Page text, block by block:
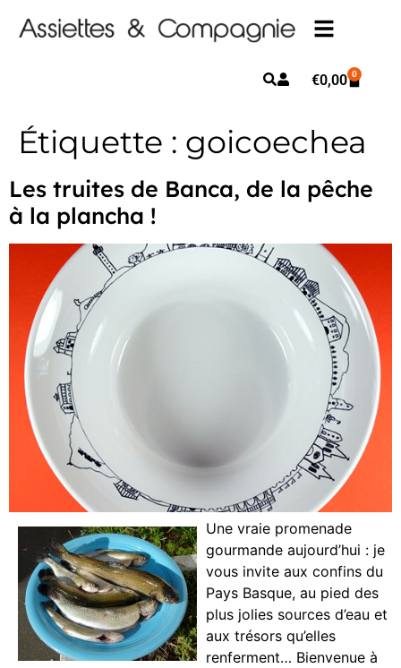
€0,00 0
Étiquette : goicoechea
Les truites de Banca, de la pêche
à la plancha !
Une vraie promenade
gourmande aujourd’hui : je
vous invite aux confins du
Pays Basque, au pied des
plus jolies sources d’eau et
aux trésors qu’elles
renferment… Bienvenue à